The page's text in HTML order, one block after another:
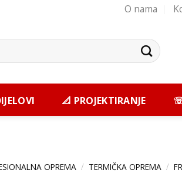
O nama
📐 PROJEKTIRANJE ☏
OPREMA / TERMIČKA OPREMA /